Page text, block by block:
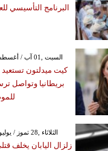
البرنامج التأسيسي
GMT 10:04 2026 السبت ,01 آب / أغسطس
كيت ميدلتون تستعيد
بريطانيا وتواصل
GMT 12:08 2026 الثلاثاء ,28 تموز / يوليو
زلزال اليابان يخلف